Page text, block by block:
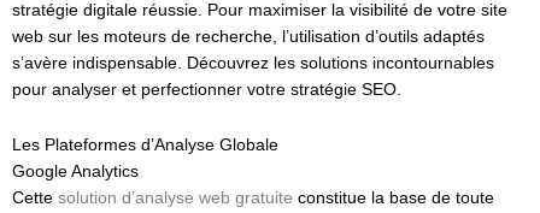
stratégie digitale réussie. Pour maximiser la visibilité de votre site
web sur les moteurs de recherche, l’utilisation d’outils adaptés
s’avère indispensable. Découvrez les solutions incontournables
pour analyser et perfectionner votre stratégie SEO.
Les Plateformes d’Analyse Globale
Google Analytics
Cette solution d’analyse web gratuite constitue la base de toute